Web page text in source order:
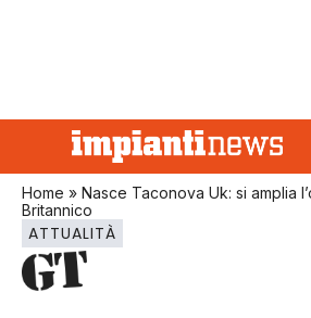
Home » Nasce Taconova Uk: si amplia
Britannico
ATTUALITÀ